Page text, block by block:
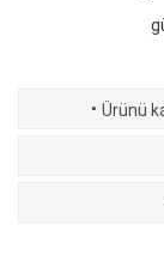
· Ürünü